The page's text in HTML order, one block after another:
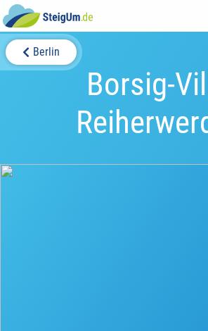
Berlin
Borsig-